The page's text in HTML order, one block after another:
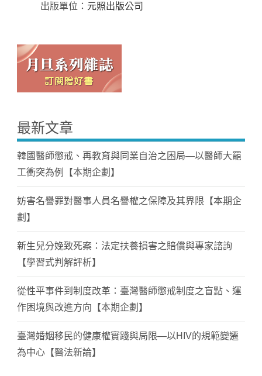
出版單位： 元照出版公司
最新文章
韓國醫師懲戒、再教育與同業自治之困局—以醫師大罷
工衝突為例【本期企劃】
妨害名譽罪對醫事人員名譽權之保障及其界限【本期企
劃】
新生兒分娩致死案：法定扶養損害之賠償與專家諮詢
【學習式判解評析】
從性平事件到制度改革：臺灣醫師懲戒制度之盲點、運
作困境與改進方向【本期企劃】
臺灣婚姻移民的健康權實踐與局限—以HIV的規範變遷
為中心【醫法新論】